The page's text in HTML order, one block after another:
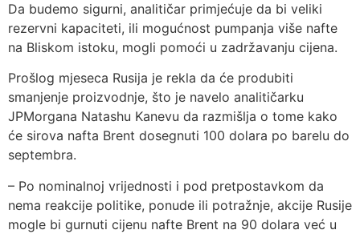
Da budemo sigurni, analitičar primjećuje da bi veliki
rezervni kapaciteti, ili mogućnost pumpanja više nafte
na Bliskom istoku, mogli pomoći u zadržavanju cijena.
Prošlog mjeseca Rusija je rekla da će produbiti
smanjenje proizvodnje, što je navelo analitičarku
JPMorgana Natashu Kanevu da razmišlja o tome kako
će sirova nafta Brent dosegnuti 100 dolara po barelu do
septembra.
– Po nominalnoj vrijednosti i pod pretpostavkom da
nema reakcije politike, ponude ili potražnje, akcije Rusije
mogle bi gurnuti cijenu nafte Brent na 90 dolara već u